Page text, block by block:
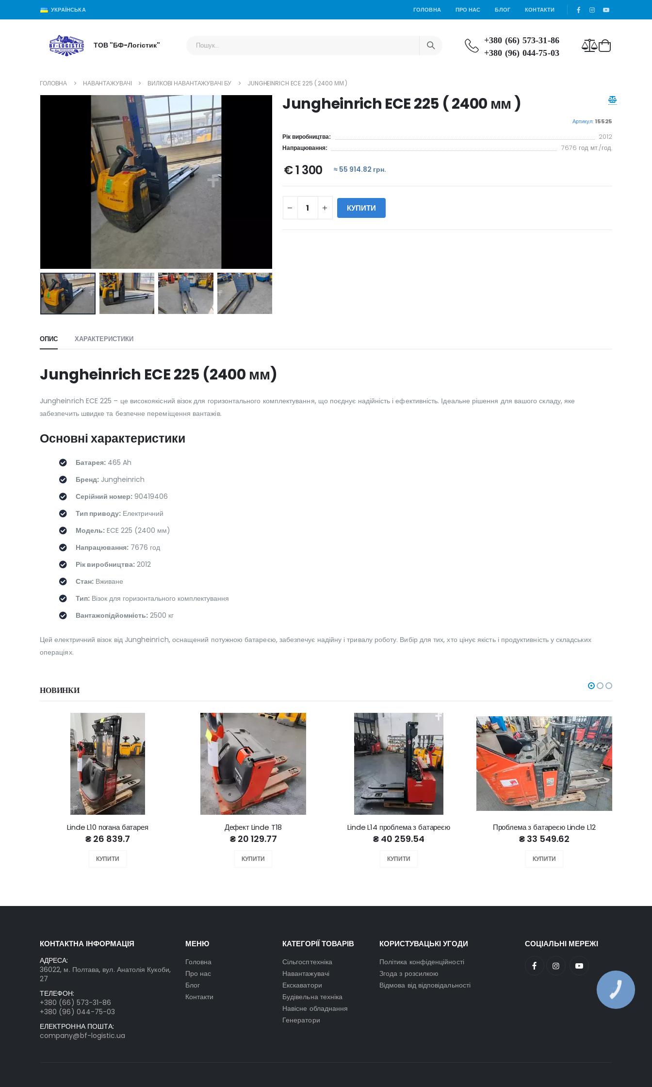
УКРАЇНСЬКА ГОЛОВНА ПРО НАС БЛОГ КОНТАКТИ
ТОВ "БФ-Логістик"
+380 (66) 573-31-86
+380 (96) 044-75-03
ГОЛОВНА НАВАНТАЖУВАЧІ ВИЛКОВІ НАВАНТАЖУВАЧІ БУ JUNGHEINRICH ECE 225 ( 2400 ММ )
Jungheinrich ECE 225 ( 2400 мм )
Артикул: 15525
Рік виробництва: 2012
Напрацювання: 7676 год мт./год.
€ 1 300 ≈ 55 914.82 грн.
КУПИТИ
ОПИС ХАРАКТЕРИСТИКИ
Jungheinrich ECE 225 (2400 мм)
Jungheinrich ECE 225 – це високоякісний візок для горизонтального комплектування, що поєднує надійність і ефективність. Ідеальне рішення для вашого складу, яке
забезпечить швидке та безпечне переміщення вантажів.
Основні характеристики
Батарея: 465 Ah
Бренд: Jungheinrich
Серійний номер: 90419406
Тип приводу: Електричний
Модель: ECE 225 (2400 мм)
Напрацювання: 7676 год
Рік виробництва: 2012
Стан: Вживане
Тип: Візок для горизонтального комплектування
Вантажопідйомність: 2500 кг
Цей електричний візок від Jungheinrich, оснащений потужною батареєю, забезпечує надійну і тривалу роботу. Вибір для тих, хто цінує якість і продуктивність у складських
операціях.
НОВИНКИ
Linde L10 погана батарея
₴ 26 839.7
КУПИТИ
Дефект Linde T18
₴ 20 129.77
КУПИТИ
Linde L14 проблема з батареєю
₴ 40 259.54
КУПИТИ
Проблема з батареєю Linde L12
₴ 33 549.62
КУПИТИ
КОНТАКТНА ІНФОРМАЦІЯ
АДРЕСА:
36022, м. Полтава, вул. Анатолія Кукоби,
27
ТЕЛЕФОН:
+380 (66) 573-31-86
+380 (96) 044-75-03
ЕЛЕКТРОННА ПОШТА:
company@bf-logistic.ua
МЕНЮ
Головна
Про нас
Блог
Контакти
КАТЕГОРІЇ ТОВАРІВ
Сільгосптехніка
Навантажувачі
Екскаватори
Будівельна техніка
Навісне обладнання
Генератори
КОРИСТУВАЦЬКІ УГОДИ
Політика конфіденційності
Згода з розсилкою
Відмова від відповідальності
СОЦІАЛЬНІ МЕРЕЖІ
КНОПКА
ЗВ'ЯЗКУ